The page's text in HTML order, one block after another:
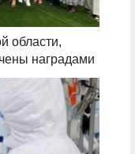
области,
наградами